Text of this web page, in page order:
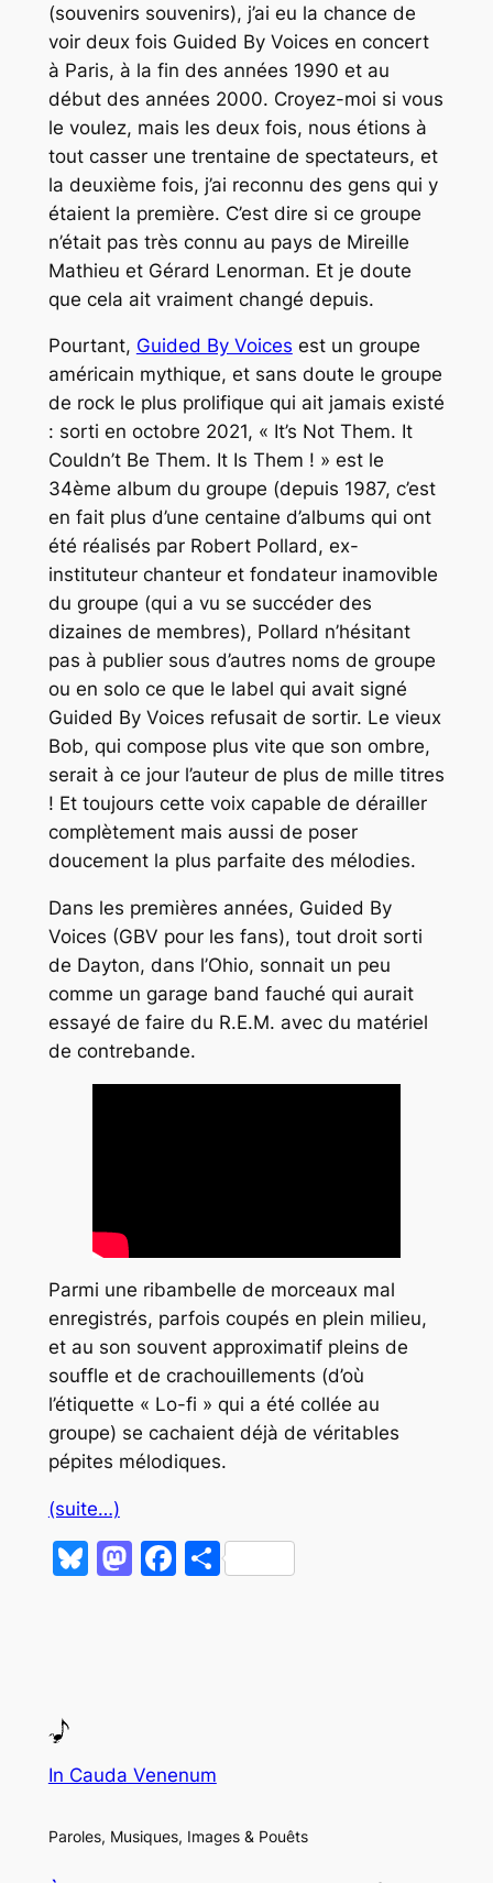
(souvenirs souvenirs), j’ai eu la chance de
voir deux fois Guided By Voices en concert
à Paris, à la fin des années 1990 et au
début des années 2000. Croyez-moi si vous
le voulez, mais les deux fois, nous étions à
tout casser une trentaine de spectateurs, et
la deuxième fois, j’ai reconnu des gens qui y
étaient la première. C’est dire si ce groupe
n’était pas très connu au pays de Mireille
Mathieu et Gérard Lenorman. Et je doute
que cela ait vraiment changé depuis.
Pourtant, Guided By Voices est un groupe
américain mythique, et sans doute le groupe
de rock le plus prolifique qui ait jamais existé
: sorti en octobre 2021, « It’s Not Them. It
Couldn’t Be Them. It Is Them ! » est le
34ème album du groupe (depuis 1987, c’est
en fait plus d’une centaine d’albums qui ont
été réalisés par Robert Pollard, ex-
instituteur chanteur et fondateur inamovible
du groupe (qui a vu se succéder des
dizaines de membres), Pollard n’hésitant
pas à publier sous d’autres noms de groupe
ou en solo ce que le label qui avait signé
Guided By Voices refusait de sortir. Le vieux
Bob, qui compose plus vite que son ombre,
serait à ce jour l’auteur de plus de mille titres
! Et toujours cette voix capable de dérailler
complètement mais aussi de poser
doucement la plus parfaite des mélodies.
Dans les premières années, Guided By
Voices (GBV pour les fans), tout droit sorti
de Dayton, dans l’Ohio, sonnait un peu
comme un garage band fauché qui aurait
essayé de faire du R.E.M. avec du matériel
de contrebande.
Parmi une ribambelle de morceaux mal
enregistrés, parfois coupés en plein milieu,
et au son souvent approximatif pleins de
souffle et de crachouillements (d’où
l’étiquette « Lo-fi » qui a été collée au
groupe) se cachaient déjà de véritables
pépites mélodiques.
(suite…)
Bluesky
Mastodon
Facebook
Partager
In Cauda Venenum
Paroles, Musiques, Images & Pouêts